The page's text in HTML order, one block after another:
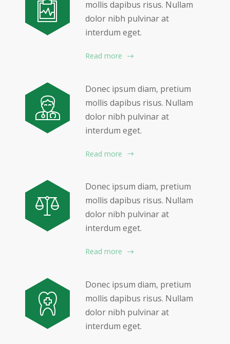
mollis dapibus risus. Nullam
dolor nibh pulvinar at
interdum eget.
Read more
Donec ipsum diam, pretium
mollis dapibus risus. Nullam
dolor nibh pulvinar at
interdum eget.
Read more
Donec ipsum diam, pretium
mollis dapibus risus. Nullam
dolor nibh pulvinar at
interdum eget.
Read more
Donec ipsum diam, pretium
mollis dapibus risus. Nullam
dolor nibh pulvinar at
interdum eget.